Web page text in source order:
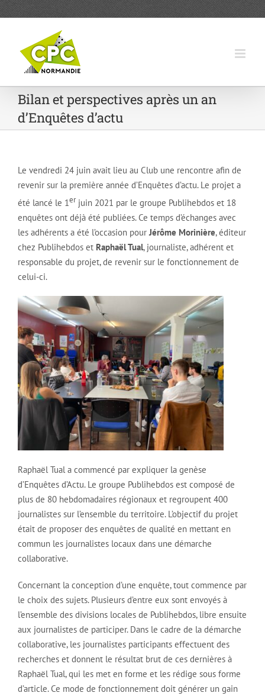
Bilan et perspectives après un an
d’Enquêtes d’actu
Le vendredi 24 juin avait lieu au Club une rencontre afin de
revenir sur la première année d’Enquêtes d’actu. Le projet a
été lancé le 1erjuin 2021 par le groupe Publihebdos et 18
enquêtes ont déjà été publiées. Ce temps d’échanges avec
les adhérents a été l’occasion pourJérôme Morinière, éditeur
chez Publihebdos et Raphaël Tual, journaliste, adhérent et
responsable du projet, de revenir sur le fonctionnement de
celui-ci.
Raphaël Tual a commencé par expliquer la genèse
d’Enquêtes d’Actu. Le groupe Publihebdos est composé de
plus de 80 hebdomadaires régionaux et regroupent 400
journalistes sur l’ensemble du territoire. L’objectif du projet
était de proposer des enquêtes de qualité en mettant en
commun les journalistes locaux dans une démarche
collaborative.
Concernant la conception d’une enquête, tout commence par
le choix des sujets. Plusieurs d’entre eux sont envoyés à
l’ensemble des divisions locales de Publihebdos, libre ensuite
aux journalistes de participer. Dans le cadre de la démarche
collaborative, les journalistes participants effectuent des
recherches et donnent le résultat brut de ces dernières à
Raphaël Tual, qui les met en forme et les rédige sous forme
d’article. Ce mode de fonctionnement doit générer un gain